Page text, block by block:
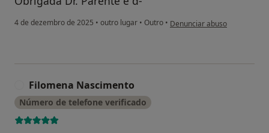
4 de dezembro de 2025 • outro lugar • Outro • na opinião do utilizador
Denunciar abuso
Filomena Nascimento
Número de telefone verificado